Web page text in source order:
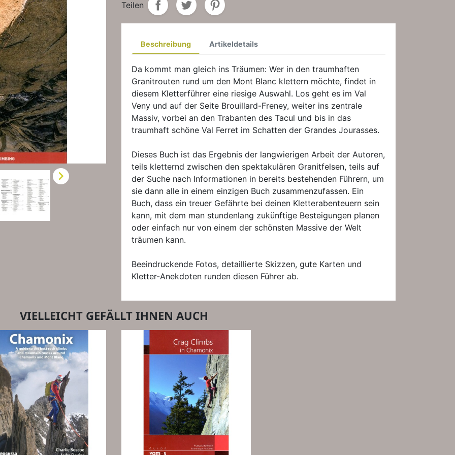

Teilen
Beschreibung Artikeldetails
Da kommt man gleich ins Träumen: Wer in den traumhaften
Granitrouten rund um den Mont Blanc klettern möchte, findet in
diesem Kletterführer eine riesige Auswahl. Los geht es im Val
Veny und auf der Seite Brouillard-Freney, weiter ins zentrale
Massiv, vorbei an den Trabanten des Tacul und bis in das
traumhaft schöne Val Ferret im Schatten der Grandes Jourasses.
Dieses Buch ist das Ergebnis der langwierigen Arbeit der Autoren,
teils kletternd zwischen den spektakulären Granitfelsen, teils auf
der Suche nach Informationen in bereits bestehenden Führern, um
sie dann alle in einem einzigen Buch zusammenzufassen. Ein
Buch, dass ein treuer Gefährte bei deinen Kletterabenteuern sein
kann, mit dem man stundenlang zukünftige Besteigungen planen
oder einfach nur von einem der schönsten Massive der Welt
träumen kann.
Beeindruckende Fotos, detaillierte Skizzen, gute Karten und
Kletter-Anekdoten runden diesen Führer ab.
VIELLEICHT GEFÄLLT IHNEN AUCH